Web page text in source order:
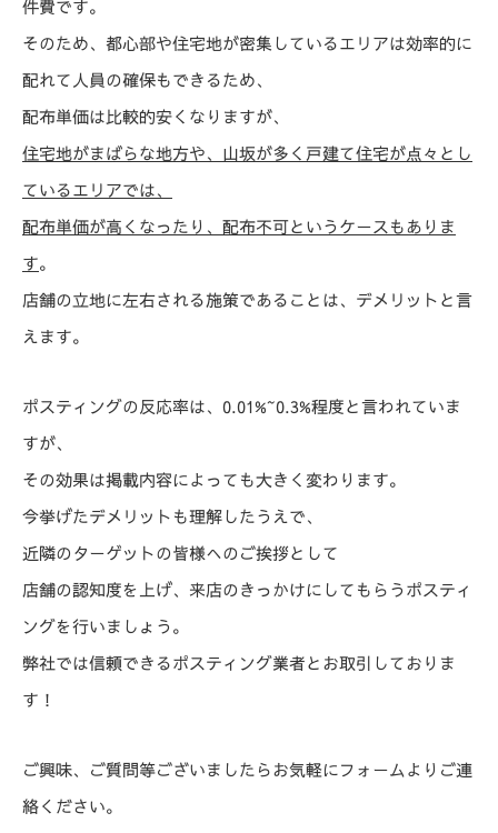
件費です。
そのため、都心部や住宅地が密集しているエリアは効率的に
配れて人員の確保もできるため、
配布単価は比較的安くなりますが、
住宅地がまばらな地方や、山坂が多く戸建て住宅が点々とし
ているエリアでは、
配布単価が高くなったり、配布不可というケースもありま
す。
店舗の立地に左右される施策であることは、デメリットと言
えます。
ポスティングの反応率は、0.01%~0.3%程度と言われていま
すが、
その効果は掲載内容によっても大きく変わります。
今挙げたデメリットも理解したうえで、
近隣のターゲットの皆様へのご挨拶として
店舗の認知度を上げ、来店のきっかけにしてもらうポスティ
ングを行いましょう。
弊社では信頼できるポスティング業者とお取引しておりま
す！
ご興味、ご質問等ございましたらお気軽にフォームよりご連
絡ください。